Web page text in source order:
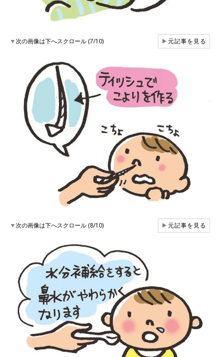
▼次の画像は下へスクロール (7/10) ▶元記事を見る
▼次の画像は下へスクロール (8/10) ▶元記事を見る